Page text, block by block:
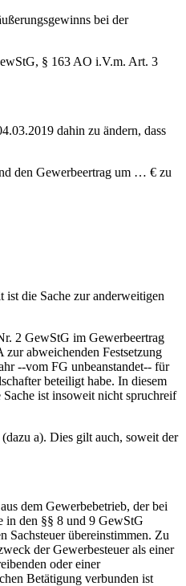
bei der
§ 163 AO i.V.m. Art. 3
dahin zu ändern, dass
den Gewerbeertrag um … € zu
die Sache zur anderweitigen
2 GewStG im Gewerbeertrag
abweichenden Festsetzung
‑‑vom FG unbeanstandet‑‑ für
beteiligt habe. In diesem
Sache ist insoweit nicht spruchreif
a). Dies gilt auch, soweit der
dem Gewerbebetrieb, der bei
in den §§ 8 und 9 GewStG
Sachsteuer übereinstimmen. Zu
der Gewerbesteuer als einer
oder einer
Betätigung verbunden ist